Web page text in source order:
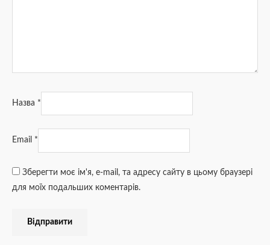
Назва *
Email *
Зберегти моє ім'я, e-mail, та адресу сайту в цьому браузері
для моїх подальших коментарів.